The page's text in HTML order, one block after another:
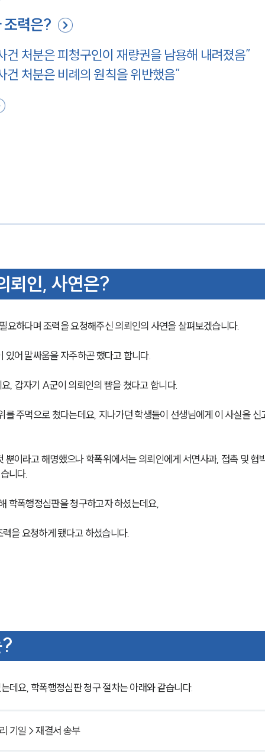
조력은?
건 처분은 피청구인이 재량권을 남용해 내려졌음”
건 처분은 비례의 원칙을 위반했음”
뢰인, 사연은?
하다며 조력을 요청해주신 의뢰인의 사연을 살펴보겠습니다.
어 말싸움을 자주하곤 했다고 합니다.
, 갑자기 A군이 의뢰인의 뺨을 쳤다고 합니다.
주먹으로 쳤다는데요, 지나가던 학생들이 선생님에게 이 사실을
이라고 해명했으나 학폭위에서는 의뢰인에게 서면사과, 접촉 및 협
니다.
학폭행정심판을 청구하고자 하셨는데요,
을 요청하게 됐다고 하셨습니다.
데요, 학폭행정심판 청구 절차는 아래와 같습니다.
기일 > 재결서 송부